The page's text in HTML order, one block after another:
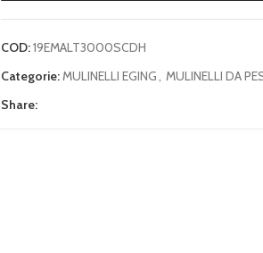
COD:19EMALT3000SCDH
Categorie:MULINELLI EGING, MULINELLI DA
Share: